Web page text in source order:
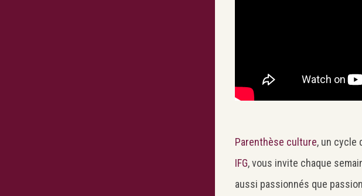
Parenthèse culture, un cycle
IFG, vous invite chaque
aussi passionnés que
Search